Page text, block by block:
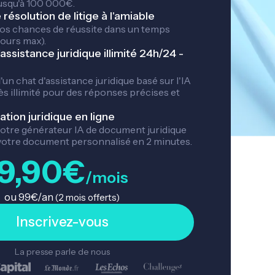
eau
Titre de séjour
Erreurs
Frais
100 000€.
résolution de litige à l'amiable
chances de réussite dans un temps
max).
juridique illimité 24h/24 -
chat d'assistance juridique basé sur l'IA
illimité pour des réponses précises et
juridique en ligne
générateur IA de document juridique
document personnalisé en 2 minutes.
/mois
ou 99€/an (2 mois offerts)
Inscrivez-vous
La presse parle de nous